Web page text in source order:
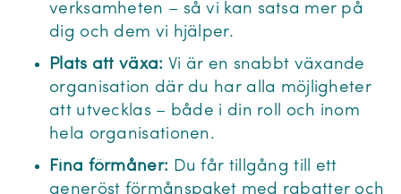
verksamheten – så vi kan satsa mer på
dig och dem vi hjälper.
Plats att växa: Vi är en snabbt växande
organisation där du har alla möjligheter
att utvecklas – både i din roll och inom
hela organisationen.
Fina förmåner: Du får tillgång till ett
generöst förmånspaket med rabatter och